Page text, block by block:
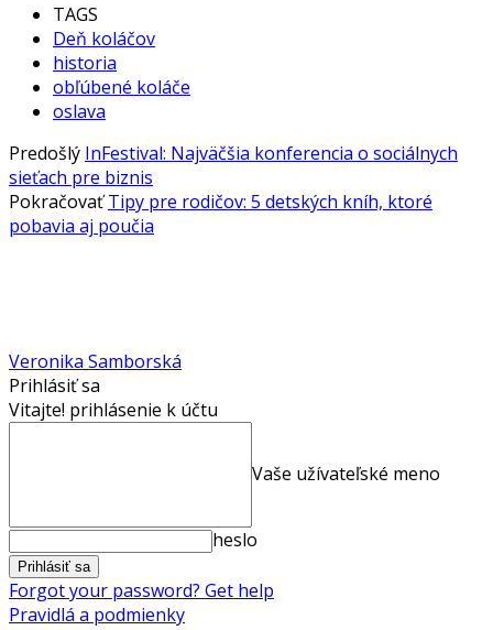
TAGS
Deň koláčov
historia
obľúbené koláče
oslava
Predošlý InFestival: Najväčšia konferencia o sociálnych
sieťach pre biznis
Pokračovať Tipy pre rodičov: 5 detských kníh, ktoré
pobavia aj poučia
Veronika Samborská
Prihlásiť sa
Vitajte! prihlásenie k účtu
Vaše užívateľské meno
heslo
Forgot your password? Get help
Pravidlá a podmienky